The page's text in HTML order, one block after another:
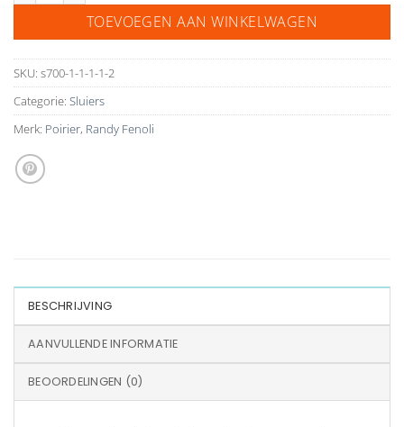
TOEVOEGEN AAN WINKELWAGEN
SKU: s700-1-1-1-1-2
Categorie: Sluiers
Merk: Poirier, Randy Fenoli
BESCHRIJVING
AANVULLENDE INFORMATIE
BEOORDELINGEN (0)